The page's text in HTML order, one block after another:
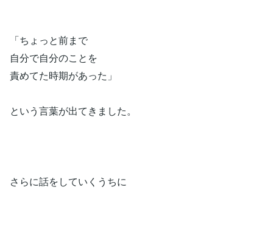
「ちょっと前まで
自分で自分のことを
責めてた時期があった」
という言葉が出てきました。
さらに話をしていくうちに